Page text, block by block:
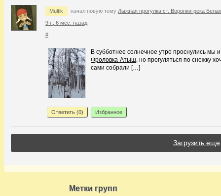
Multik начал новую тему Лыжная прогулка ст. Воронки-река
9 г., 6 мес. назад
#
В субботнее солнечное утро проснулись мы
Фроловка-Атыш, но прогуляться по снежку
сами собрали […]
Ответить (0) Избранное
Загрузить еще
Метки групп